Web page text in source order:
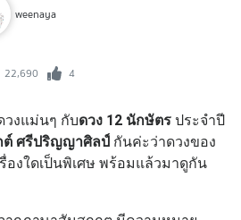
weenaya
22,690 4
วงแม่นๆ กับดวง 12 นักษัตร ประจำปี
ต์ ศรีปริญญาศิลป์ กันค่ะว่าดวงของ
องใดเป็นพิเศษ พร้อมแล้วมาดูกัน